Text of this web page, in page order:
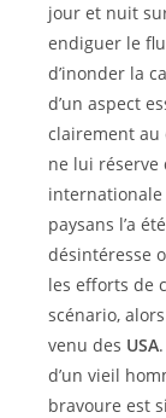
jour et nuit
endiguer le
d’inonder la
d’un aspect
clairement au
ne lui réserve
internationale
paysans l’a
désintéresse
les efforts de
scénario,
venu des USA.
d’un vieil
bravoure est